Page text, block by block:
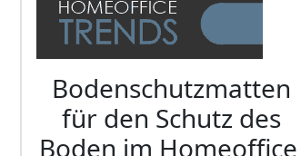
Bodenschutzmatten
für den Schutz des
Boden im Homeoffice